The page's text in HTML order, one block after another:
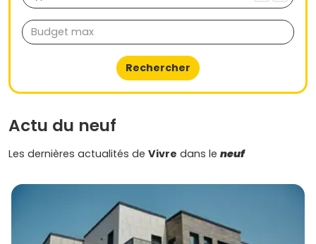
Rechercher
Actu du neuf
Les dernières actualités de Vivre dans le neuf